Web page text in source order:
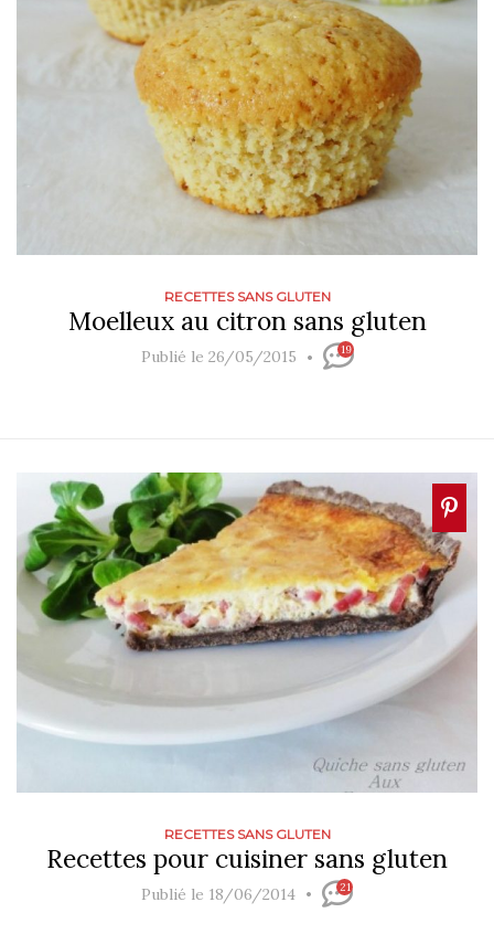
RECETTES SANS GLUTEN
Moelleux au citron sans gluten
Publié le 26/05/2015 19
RECETTES SANS GLUTEN
Recettes pour cuisiner sans gluten
Publié le 18/06/2014 21